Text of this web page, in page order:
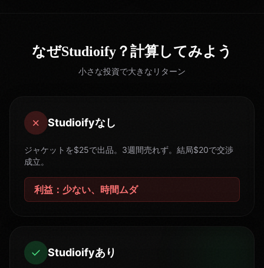
なぜStudioify？計算してみよう
小さな投資で大きなリターン
✗ Studioifyなし
ジャケットを$25で出品。3週間売れず。結局$20で交渉
成立。
利益：少ない、時間ムダ
✓ Studioifyあり